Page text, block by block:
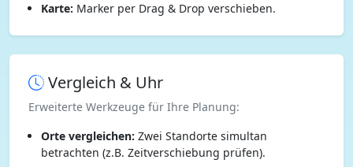
Karte: Marker per Drag & Drop verschieben.
Vergleich & Uhr
Erweiterte Werkzeuge für Ihre Planung:
Orte vergleichen: Zwei Standorte simultan
betrachten (z.B. Zeitverschiebung prüfen).